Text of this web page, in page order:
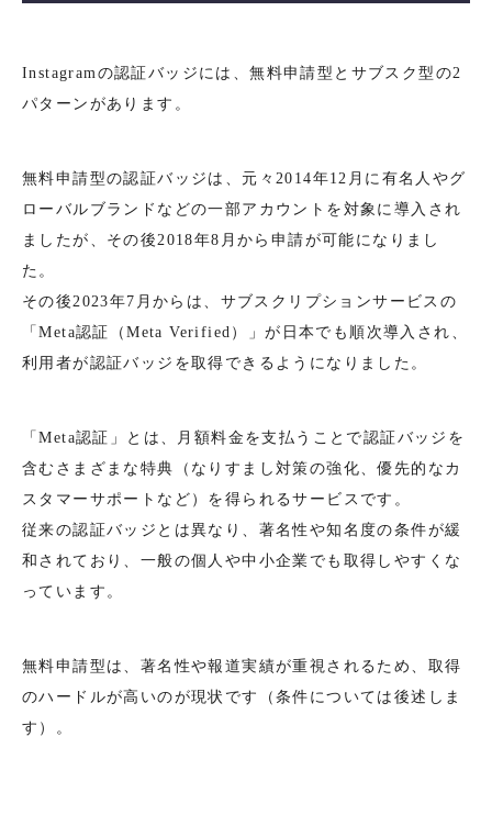
Instagramの認証バッジには、無料申請型とサブスク型の2
パターンがあります。
無料申請型の認証バッジは、元々2014年12月に有名人やグ
ローバルブランドなどの一部アカウントを対象に導入され
ましたが、その後2018年8月から申請が可能になりまし
た。
その後2023年7月からは、サブスクリプションサービスの
「Meta認証（Meta Verified）」が日本でも順次導入され、
利用者が認証バッジを取得できるようになりました。
「Meta認証」とは、月額料金を支払うことで認証バッジを
含むさまざまな特典（なりすまし対策の強化、優先的なカ
スタマーサポートなど）を得られるサービスです。
従来の認証バッジとは異なり、著名性や知名度の条件が緩
和されており、一般の個人や中小企業でも取得しやすくな
っています。
無料申請型は、著名性や報道実績が重視されるため、取得
のハードルが高いのが現状です（条件については後述しま
す）。